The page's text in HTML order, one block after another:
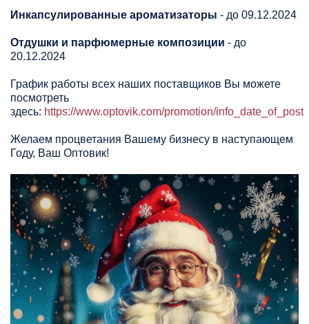
Инкапсулированные ароматизаторы - до 09.12.2024
Отдушки и парфюмерные композиции - до
20.12.2024
График работы всех наших поставщиков Вы можете
посмотреть
здесь: https://www.optovik.com/promotion/info_date_of_post
Желаем процветания Вашему бизнесу в наступающем
Году, Ваш Оптовик!